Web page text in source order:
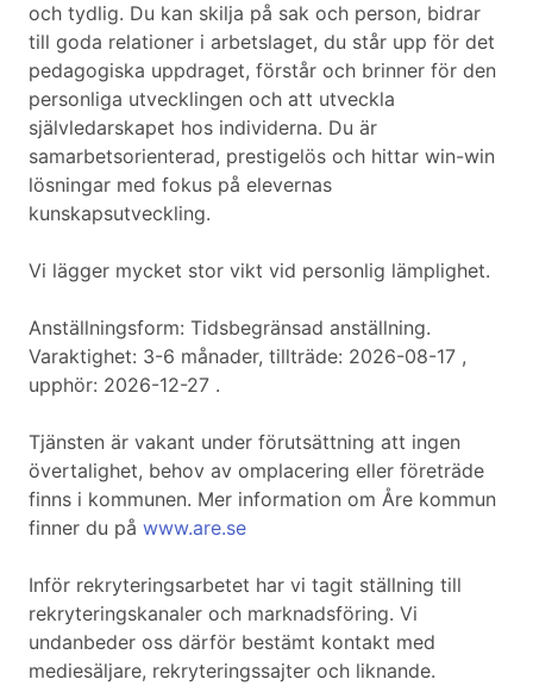
och tydlig. Du kan skilja på sak och person, bidrar
till goda relationer i arbetslaget, du står upp för det
pedagogiska uppdraget, förstår och brinner för den
personliga utvecklingen och att utveckla
självledarskapet hos individerna. Du är
samarbetsorienterad, prestigelös och hittar win-win
lösningar med fokus på elevernas
kunskapsutveckling.
Vi lägger mycket stor vikt vid personlig lämplighet.
Anställningsform: Tidsbegränsad anställning.
Varaktighet: 3-6 månader, tillträde: 2026-08-17 ,
upphör: 2026-12-27 .
Tjänsten är vakant under förutsättning att ingen
övertalighet, behov av omplacering eller företräde
finns i kommunen. Mer information om Åre kommun
finner du på www.are.se
Inför rekryteringsarbetet har vi tagit ställning till
rekryteringskanaler och marknadsföring. Vi
undanbeder oss därför bestämt kontakt med
mediesäljare, rekryteringssajter och liknande.